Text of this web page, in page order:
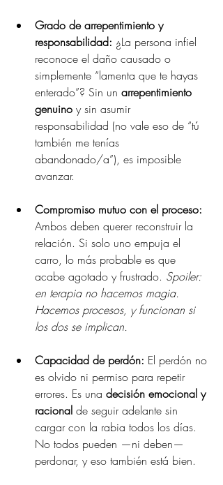
Grado de arrepentimiento y
responsabilidad: ¿La persona infiel
reconoce el daño causado o
simplemente “lamenta que te hayas
enterado”? Sin un arrepentimiento
genuino y sin asumir
responsabilidad (no vale eso de “tú
también me tenías
abandonado/a”), es imposible
avanzar.
Compromiso mutuo con el proceso:
Ambos deben querer reconstruir la
relación. Si solo uno empuja el
carro, lo más probable es que
acabe agotado y frustrado. Spoiler:
en terapia no hacemos magia.
Hacemos procesos, y funcionan si
los dos se implican.
Capacidad de perdón: El perdón no
es olvido ni permiso para repetir
errores. Es una decisión emocional y
racional de seguir adelante sin
cargar con la rabia todos los días.
No todos pueden —ni deben—
perdonar, y eso también está bien.